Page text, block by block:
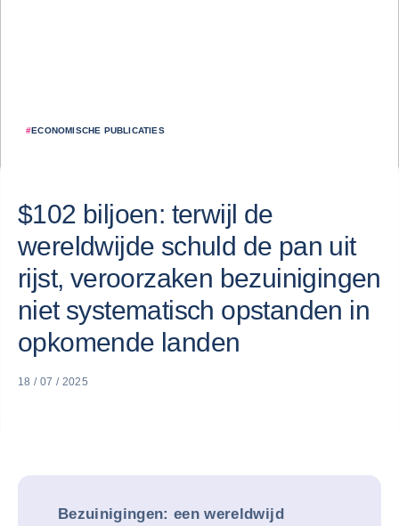
#ECONOMISCHE PUBLICATIES
$102 biljoen: terwijl de
wereldwijde schuld de pan uit
rijst, veroorzaken bezuinigingen
niet systematisch opstanden in
opkomende landen
18 / 07 / 2025
Bezuinigingen: een wereldwijd